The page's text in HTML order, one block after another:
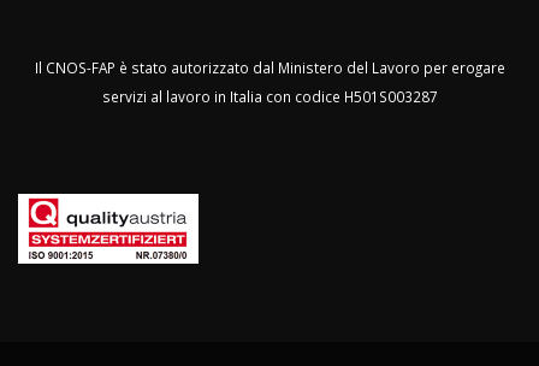
Il CNOS-FAP è stato autorizzato dal Ministero del Lavoro per erogare
servizi al lavoro in Italia con codice H501S003287